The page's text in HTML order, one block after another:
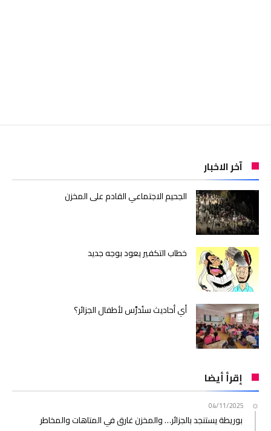
آخر الاخبار
الجحيم الاجتماعي القادم على المخزن
خطاب التكفير يعود بوجه جديد
أي أحاديث ستُدرَّس لأطفال الجزائر؟
إقرأ أيضا
04/11/2025
بوريطة يستنجد بالجزائر… والمخزن غارق في المتاهات والمخاطر